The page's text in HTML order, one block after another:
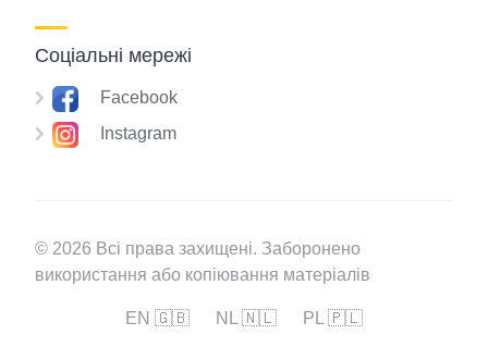
Соціальні мережі
Facebook
Instagram
© 2026 Всі права захищені. Заборонено
використання або копіювання матеріалів
EN 🇬🇧 NL 🇳🇱 PL 🇵🇱